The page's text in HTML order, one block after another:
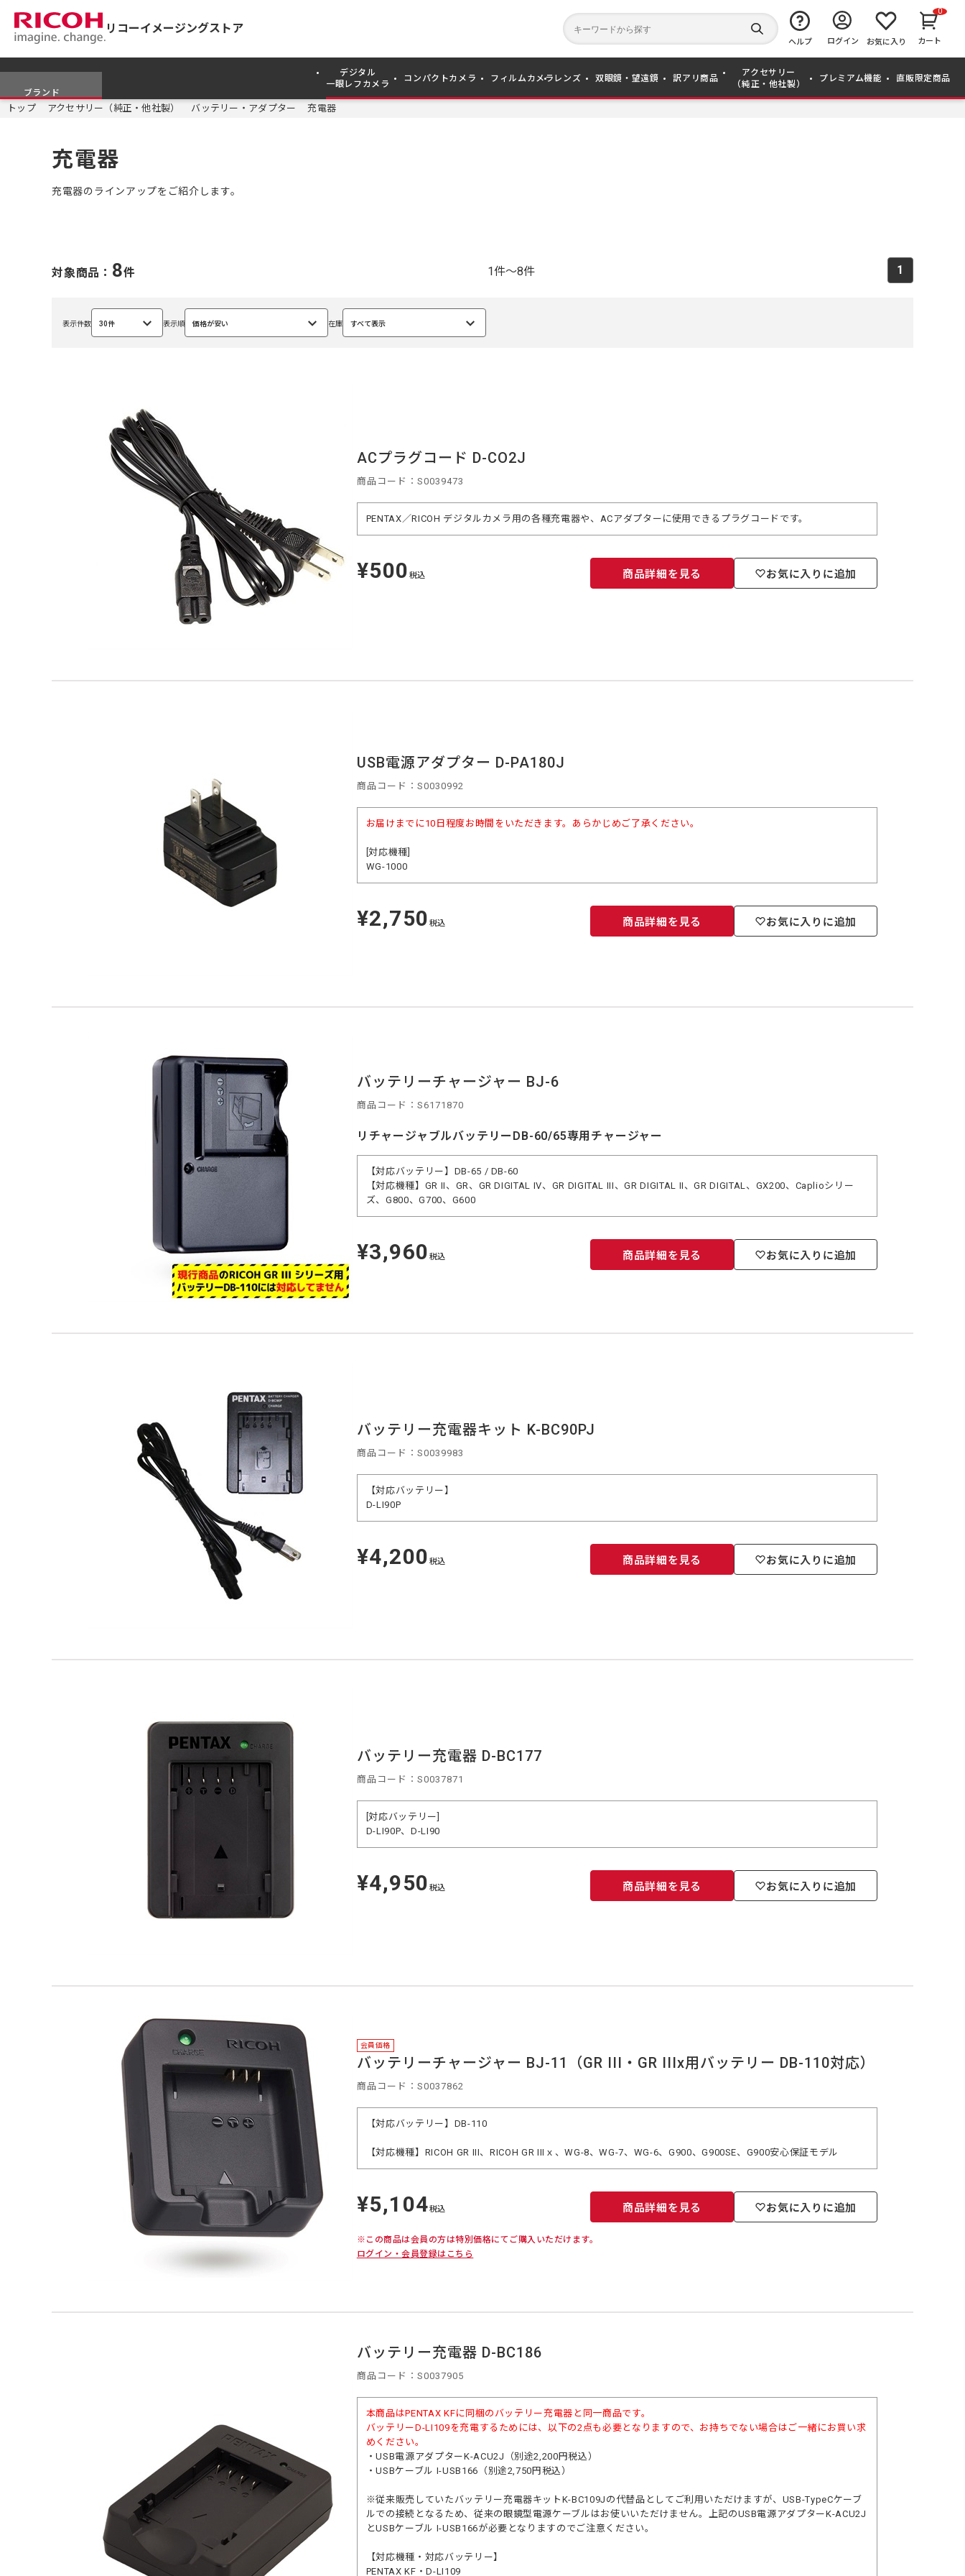
リコーイメージングストア
か
ら
検
索
す
る
ヘルプ ログイン お気に入り
0
カート
ブランド
デジタル
一眼レフカメラ
コンパクトカメラ フィルムカメラ レンズ 双眼鏡・望遠鏡 訳アリ商品
アクセサリー
（純正・他社製）
プレミアム機能 直販限定商品
トップ アクセサリー（純正・他社製） バッテリー・アダプター 充電器
充電器
充電器のラインアップをご紹介します。
対象商品： 8件 1件～8件 1
表示件数 30件
選
択
表示順 価格が安い
選
択
在庫 すべて表示
選
択
ACプラグコード D-CO2J
商品コード：S0039473
PENTAX／RICOH デジタルカメラ用の各種充電器や、ACアダプターに使用できるプラグコードです。
定
価
¥500 税込 商品詳細を見る お気に入りに追加
USB電源アダプター D-PA180J
商品コード：S0030992
お届けまでに10日程度お時間をいただきます。あらかじめご了承ください。
[対応機種]
WG-1000
定
価
¥2,750 税込 商品詳細を見る お気に入りに追加
バッテリーチャージャー BJ-6
商品コード：S6171870
リチャージャブルバッテリーDB-60/65専用チャージャー
【対応バッテリー】DB-65 / DB-60
【対応機種】GR II、GR、GR DIGITAL IV、GR DIGITAL III、GR DIGITAL II、GR DIGITAL、GX200、Caplioシリー
ズ、G800、G700、G600
定
価
¥3,960 税込 商品詳細を見る お気に入りに追加
バッテリー充電器キット K-BC90PJ
商品コード：S0039983
【対応バッテリー】
D-LI90P
定
価
¥4,200 税込 商品詳細を見る お気に入りに追加
バッテリー充電器 D-BC177
商品コード：S0037871
[対応バッテリー]
D-LI90P、D-LI90
定
価
¥4,950 税込 商品詳細を見る お気に入りに追加
会員価格
バッテリーチャージャー BJ-11（GR III・GR IIIx用バッテリー DB-110対応）
商品コード：S0037862
【対応バッテリー】DB-110
【対応機種】RICOH GR III、RICOH GR IIIｘ、WG-8、WG-7、WG-6、G900、G900SE、G900安心保証モデル
定
価
¥5,104税込 商品詳細を見る お気に入りに追加
※この商品は会員の方は特別価格にてご購入いただけます。
ログイン・会員登録はこちら
バッテリー充電器 D-BC186
商品コード：S0037905
本商品はPENTAX KFに同梱のバッテリー充電器と同一商品です。
バッテリーD-LI109を充電するためには、以下の2点も必要となりますので、お持ちでない場合はご一緒にお買い求
めください。
・USB電源アダプターK-ACU2J
（別途2,200円税込）
・USBケーブル I-USB166 （別途2,750円税込）
※従来販売していたバッテリー充電器キットK-BC109Jの代替品としてご利用いただけますが、USB-TypeCケーブ
ルでの接続となるため、従来の眼鏡型電源ケーブルはお使いいただけません。上記のUSB電源アダプターK-ACU2J
とUSBケーブル I-USB166が必要となりますのでご注意ください。
【対応機種・対応バッテリー】
PENTAX KF・D-LI109